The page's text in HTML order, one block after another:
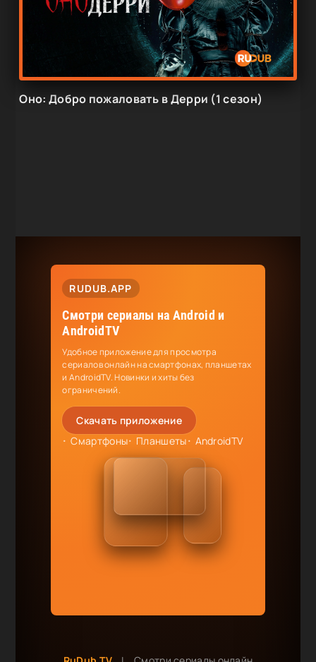
Оно: Добро пожаловать в Дерри (1 сезон)
RUDUB.APP
Смотри сериалы на Android и
AndroidTV
Удобное приложение для просмотра
сериалов онлайн на смартфонах, планшетах
и AndroidTV. Новинки и хиты без
ограничений.
Скачать приложение
Смартфоны
Планшеты AndroidTV